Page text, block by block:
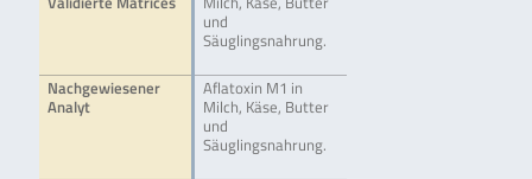
und
Säuglingsnahrung.
Nachgewiesener
Analyt
Aflatoxin M1 in
Milch, Käse, Butter
und
Säuglingsnahrung.